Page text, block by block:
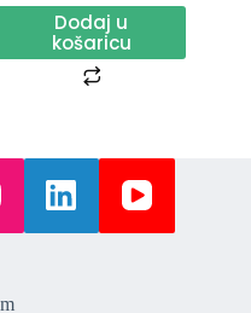
Dodaj u
košaricu